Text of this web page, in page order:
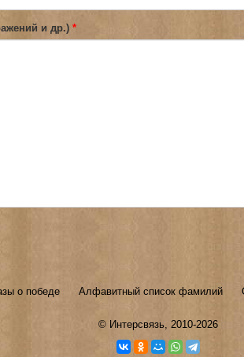
и др.) *
о победе Алфавитный список фамилий
© Интерсвязь , 2010-2026